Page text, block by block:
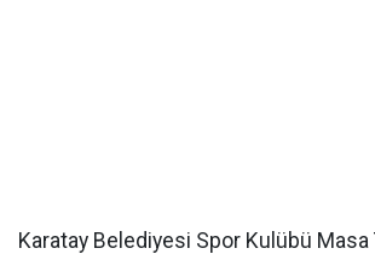
Karatay Belediyesi Spor Kulübü Masa